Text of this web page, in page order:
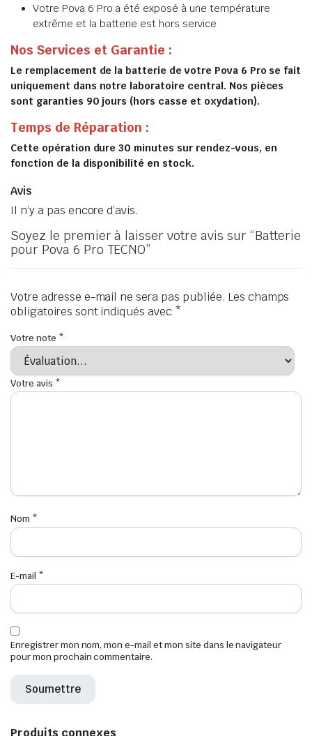
Votre Pova 6 Pro a été exposé à une température
extrême et la batterie est hors service
Nos Services et Garantie :
Le remplacement de la batterie de votre Pova 6 Pro se fait
uniquement dans notre laboratoire central. Nos pièces
sont garanties 90 jours (hors casse et oxydation).
Temps de Réparation :
Cette opération dure 30 minutes sur rendez-vous, en
fonction de la disponibilité en stock.
Avis
Il n’y a pas encore d’avis.
Soyez le premier à laisser votre avis sur “Batterie
pour Pova 6 Pro TECNO”
Votre adresse e-mail ne sera pas publiée. Les champs
obligatoires sont indiqués avec *
Votre note *
Votre avis *
Nom *
E-mail *
Enregistrer mon nom, mon e-mail et mon site dans le navigateur
pour mon prochain commentaire.
Produits connexes